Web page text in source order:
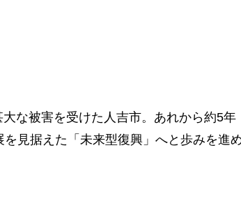
な被害を受けた人吉市。あれから約5年
見据えた「未来型復興」へと歩みを進